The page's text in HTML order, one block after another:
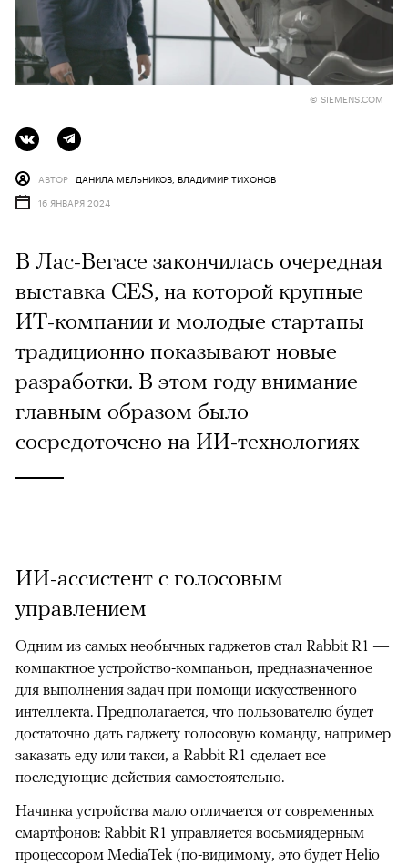
© SIEMENS.COM
АВТОР ДАНИЛА МЕЛЬНИКОВ, ВЛАДИМИР ТИХОНОВ
16 ЯНВАРЯ 2024
В Лас-Вегасе закончилась очередная
выставка СES, на которой крупные
ИТ-компании и молодые стартапы
традиционно показывают новые
разработки. В этом году внимание
главным образом было
сосредоточено на ИИ-технологиях
ИИ-ассистент с голосовым
управлением
Одним из самых необычных гаджетов стал Rabbit R1 —
компактное устройство-компаньон, предназначенное
для выполнения задач при помощи искусственного
интеллекта. Предполагается, что пользователю будет
достаточно дать гаджету голосовую команду, например
заказать еду или такси, а Rabbit R1 сделает все
последующие действия самостоятельно.
Начинка устройства мало отличается от современных
смартфонов: Rabbit R1 управляется восьмиядерным
процессором MediaTek (по-видимому, это будет Helio